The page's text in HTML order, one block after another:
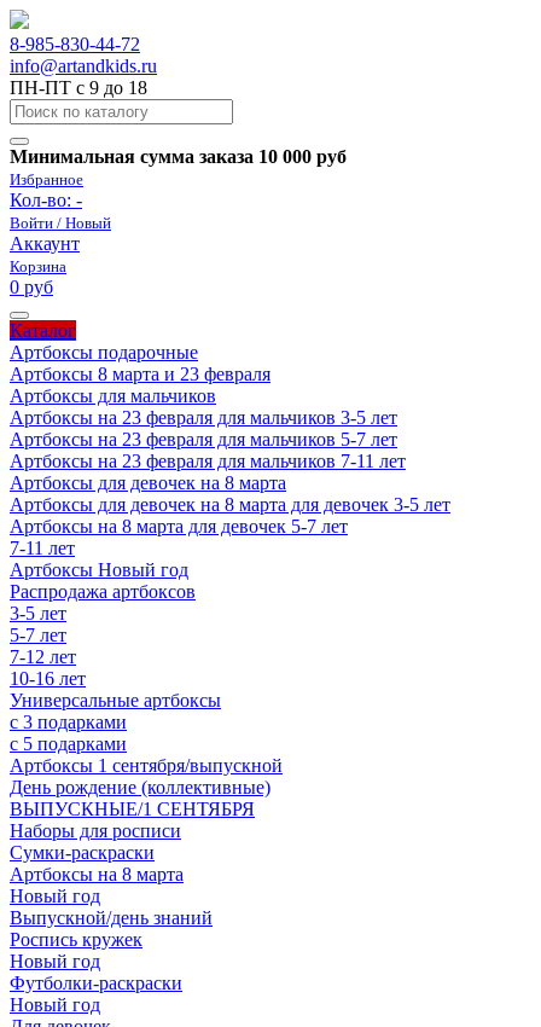
8-985-830-44-72
info@artandkids.ru
ПН-ПТ с 9 до 18
Минимальная сумма заказа 10 000 руб
Избранное
Кол-во: -
Войти / Новый
Аккаунт
Корзина
0 руб
Каталог
Артбоксы подарочные
Артбоксы 8 марта и 23 февраля
Артбоксы для мальчиков
Артбоксы на 23 февраля для мальчиков 3-5 лет
Артбоксы на 23 февраля для мальчиков 5-7 лет
Артбоксы на 23 февраля для мальчиков 7-11 лет
Артбоксы для девочек на 8 марта
Артбоксы для девочек на 8 марта для девочек 3-5 лет
Артбоксы на 8 марта для девочек 5-7 лет
7-11 лет
Артбоксы Новый год
Распродажа артбоксов
3-5 лет
5-7 лет
7-12 лет
10-16 лет
Универсальные артбоксы
с 3 подарками
с 5 подарками
Артбоксы 1 сентября/выпускной
День рождение (коллективные)
ВЫПУСКНЫЕ/1 СЕНТЯБРЯ
Наборы для росписи
Сумки-раскраски
Артбоксы на 8 марта
Новый год
Выпускной/день знаний
Роспись кружек
Новый год
Футболки-раскраски
Новый год